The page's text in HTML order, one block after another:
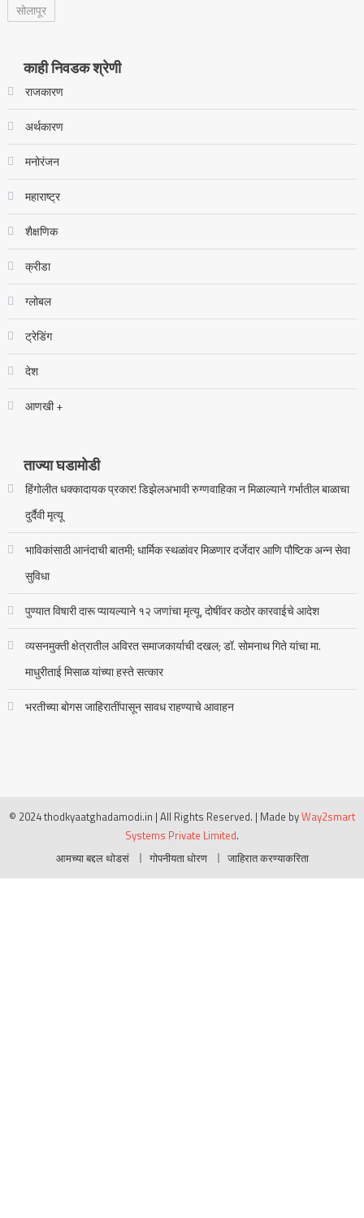
सोलापूर
काही निवडक श्रेणी
राजकारण
अर्थकारण
मनोरंजन
महाराष्ट्र
शैक्षणिक
क्रीडा
ग्लोबल
ट्रेडिंग
देश
आणखी +
ताज्या घडामोडी
हिंगोलीत धक्कादायक प्रकार! डिझेलअभावी रुग्णवाहिका न मिळाल्याने गर्भातील बाळाचा
दुर्दैवी मृत्यू
भाविकांसाठी आनंदाची बातमी; धार्मिक स्थळांवर मिळणार दर्जेदार आणि पौष्टिक अन्न सेवा
सुविधा
पुण्यात विषारी दारू प्यायल्याने १२ जणांचा मृत्यू, दोषींवर कठोर कारवाईचे आदेश
व्यसनमुक्ती क्षेत्रातील अविरत समाजकार्याची दखल; डॉ. सोमनाथ गिते यांचा मा.
माधुरीताई मिसाळ यांच्या हस्ते सत्कार
भरतीच्या बोगस जाहिरातींपासून सावध राहण्याचे आवाहन
© 2024 thodkyaatghadamodi.in | All Rights Reserved. | Made byWay2smart
Systems Private Limited.
आमच्या बद्दल थोडसं
गोपनीयता धोरण जाहिरात करण्याकरिता